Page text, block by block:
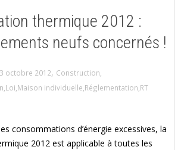
thermique 2012 :
neufs concernés !
3 octobre 2012, Construction
Loi Maison individuelle Réglementation RT
consommations d’énergie excessives, la
2012 est applicable à toutes les